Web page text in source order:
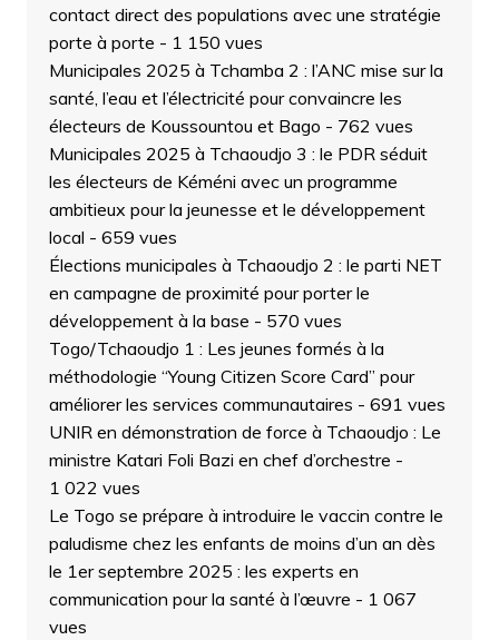
contact direct des populations avec une stratégie
porte à porte - 1 150 vues
Municipales 2025 à Tchamba 2 : l’ANC mise sur la
santé, l’eau et l’électricité pour convaincre les
électeurs de Koussountou et Bago - 762 vues
Municipales 2025 à Tchaoudjo 3 : le PDR séduit
les électeurs de Kéméni avec un programme
ambitieux pour la jeunesse et le développement
local - 659 vues
Élections municipales à Tchaoudjo 2 : le parti NET
en campagne de proximité pour porter le
développement à la base - 570 vues
Togo/Tchaoudjo 1 : Les jeunes formés à la
méthodologie “Young Citizen Score Card” pour
améliorer les services communautaires - 691 vues
UNIR en démonstration de force à Tchaoudjo : Le
ministre Katari Foli Bazi en chef d’orchestre -
1 022 vues
Le Togo se prépare à introduire le vaccin contre le
paludisme chez les enfants de moins d’un an dès
le 1er septembre 2025 : les experts en
communication pour la santé à l’œuvre - 1 067
vues